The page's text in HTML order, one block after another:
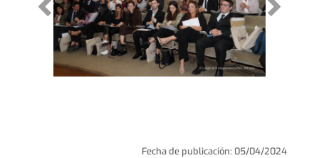
Fecha de publicación: 05/04/2024